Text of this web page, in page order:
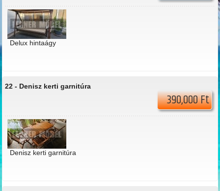
Delux hintaágy
22 - Denisz kerti garnitúra
390,000 Ft
Denisz kerti garnitúra